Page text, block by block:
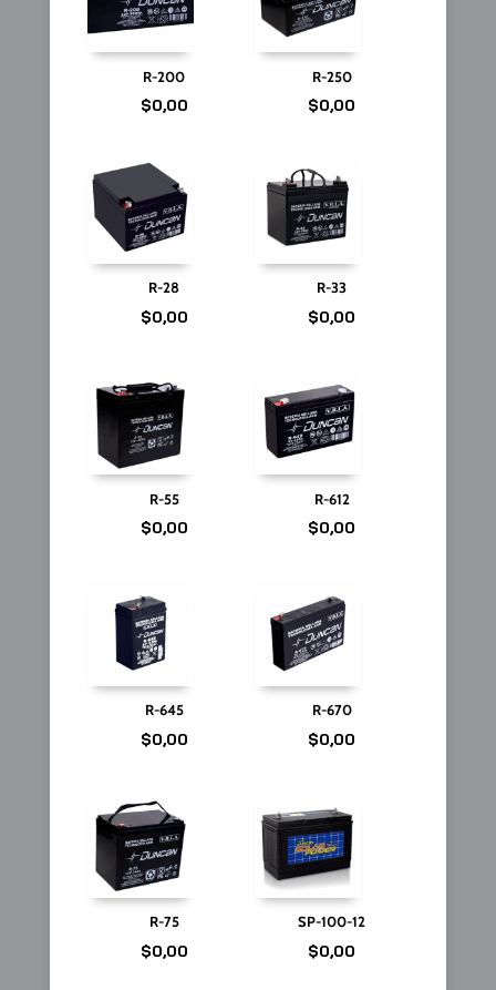
R-200
$0,00
R-250
$0,00
R-28
$0,00
R-33
$0,00
R-55
$0,00
R-612
$0,00
R-645
$0,00
R-670
$0,00
R-75
$0,00
SP-100-12
$0,00